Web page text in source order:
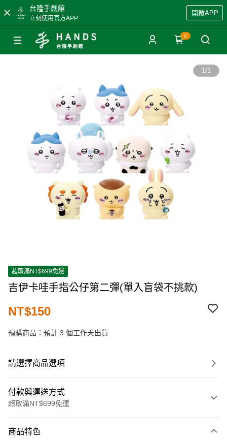
台隆手創館
立刻使用官方APP
開啟APP
0
1/1
超取滿NT$699免運
吉伊卡哇手指公仔第二彈(單入盲袋不挑款)
NT$150
預購商品：預計 3 個工作天出貨
請選擇商品選項
付款與運送方式
超取滿NT$699免運
信用卡一次付款
商品特色